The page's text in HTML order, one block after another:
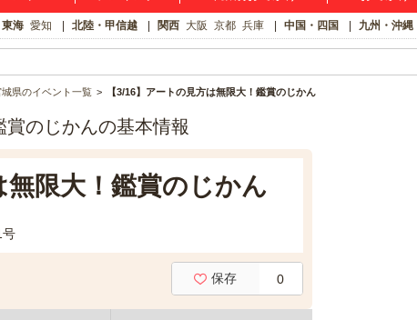
東海 愛知 北陸・甲信越 関西 大阪 京都 兵庫 中国・四国 九州・沖縄
城県のイベント一覧 【3/16】アートの見方は無限大！鑑賞のじかん
賞のじかんの基本情報
無限大！鑑賞のじかん
保存 0